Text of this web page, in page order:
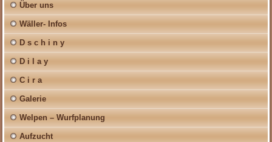
Über uns
Wäller- Infos
D s c h i n y
D i l a y
C i r a
Galerie
Welpen – Wurfplanung
Aufzucht